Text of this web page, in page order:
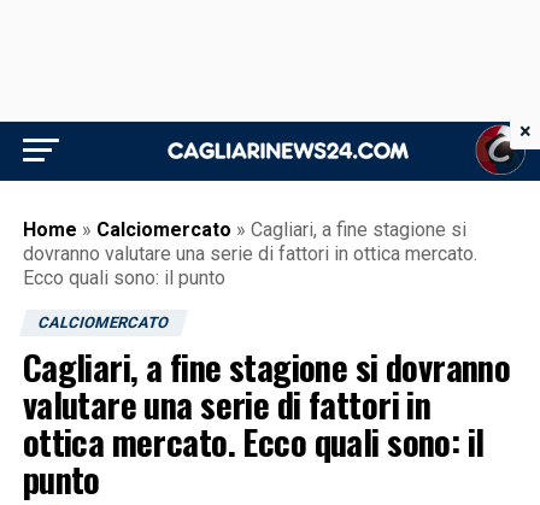
Home » Calciomercato » Cagliari, a fine stagione si
dovranno valutare una serie di fattori in ottica mercato.
Ecco quali sono: il punto
CALCIOMERCATO
Cagliari, a fine stagione si dovranno
valutare una serie di fattori in
ottica mercato. Ecco quali sono: il
punto
×